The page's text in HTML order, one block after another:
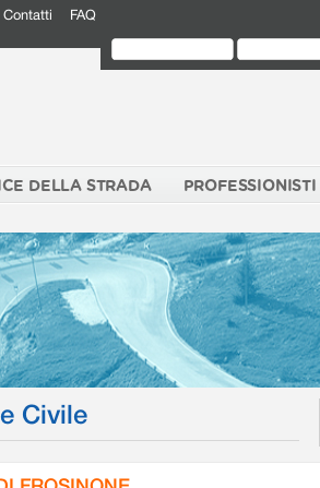
Contatti FAQ
DELLA STRADA PROFESSIONISTI
Civile